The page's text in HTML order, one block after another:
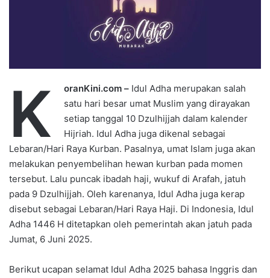
K oranKini.com – Idul Adha merupakan salah
satu hari besar umat Muslim yang dirayakan
setiap tanggal 10 Dzulhijjah dalam kalender
Hijriah. Idul Adha juga dikenal sebagai
Lebaran/Hari Raya Kurban. Pasalnya, umat Islam juga akan
melakukan penyembelihan hewan kurban pada momen
tersebut. Lalu puncak ibadah haji, wukuf di Arafah, jatuh
pada 9 Dzulhijjah. Oleh karenanya, Idul Adha juga kerap
disebut sebagai Lebaran/Hari Raya Haji. Di Indonesia, Idul
Adha 1446 H ditetapkan oleh pemerintah akan jatuh pada
Jumat, 6 Juni 2025.
Berikut ucapan selamat Idul Adha 2025 bahasa Inggris dan